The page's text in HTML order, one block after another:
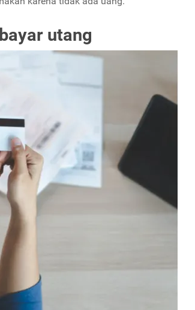
utang